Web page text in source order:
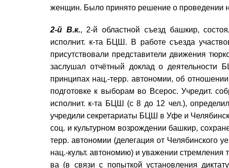
женщин. Было принято решение о проведении
2-й В.к., 2-й областной съезд башкир,
исполнит. к-та БЦШ. В работе съезда
присутствовали представители движения
заслушал отчётный доклад о
принципах нац.-терр. автономии, об
подготовке к выборам во Всерос. Учредит.
исполнит. к-та БЦШ (с 8 до 12 чел.),
учредили секретариаты БЦШ в Уфе и
соц. и культурном возрождении башкир,
терр. автономии (делегация от Челябинского
нац.-культ. автономию) и уважении стремления
ва (в связи с попыткой установления